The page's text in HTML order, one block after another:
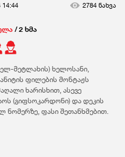
14:44 2784 ნახვა
/ 2 ხმა
მეტლახის) ხელოსანი,
ფილების მონტაჟს
ხარისხით, ასევე
(გიფსოკარდონი) და დეკის
ნომერზე, ფასი შეთანხმებით.